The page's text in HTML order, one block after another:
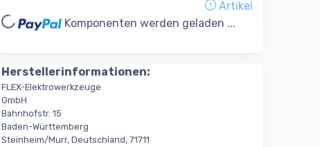
Artikel
Komponenten werden geladen ...
Herstellerinformationen:
FLEX-Elektrowerkzeuge
GmbH
Bahnhofstr. 15
Baden-Württemberg
Steinheim/Murr, Deutschland, 71711